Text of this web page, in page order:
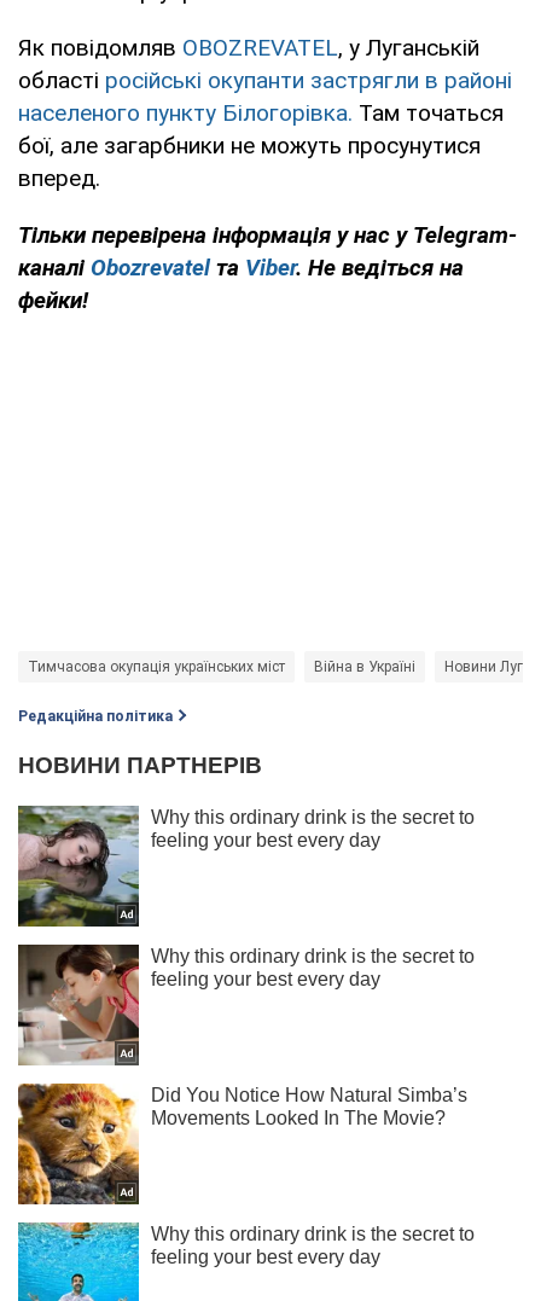
Як повідомляв OBOZREVATEL, у Луганській
області російські окупанти застрягли в районі
населеного пункту Білогорівка. Там точаться
бої, але загарбники не можуть просунутися
вперед.
Тільки перевірена інформація у нас у Telegram-
каналі Obozrevatelта Viber. Не ведіться на
фейки!
Тимчасова окупація українських міст Війна в Україні Новини
Редакційна політика